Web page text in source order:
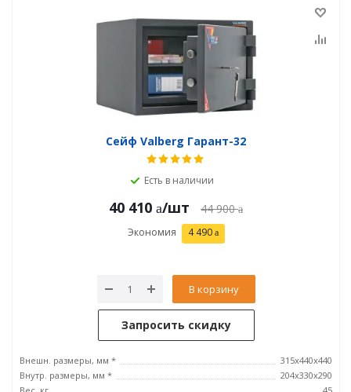
Сейф Valberg Гарант-32
Есть в наличии
40 410 /шт 44 900
Экономия 4 490
В корзину
Запросить скидку
Внешн. размеры, мм *
315x440x440
Внутр. размеры, мм *
204x330x290